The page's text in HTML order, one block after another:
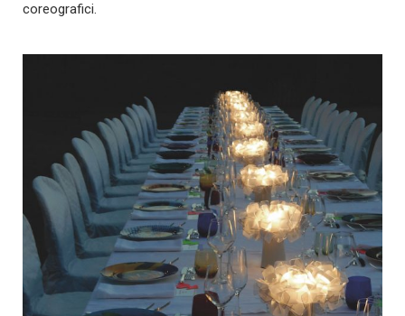
coreografici.